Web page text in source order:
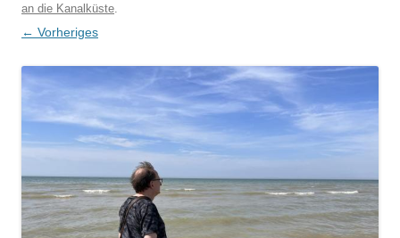
an die Kanalküste
← Vorheriges